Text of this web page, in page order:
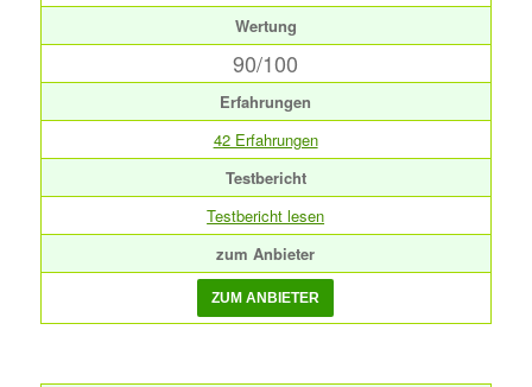
Wertung
90/100
Erfahrungen
42 Erfahrungen
Testbericht
Testbericht lesen
zum Anbieter